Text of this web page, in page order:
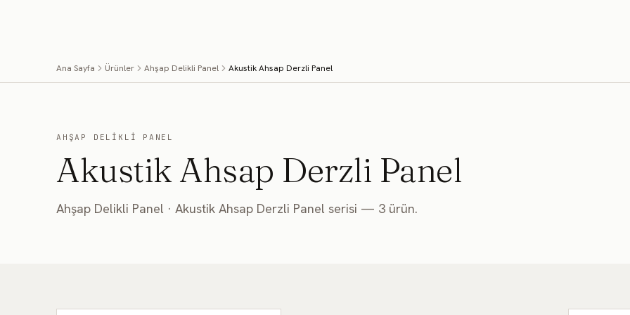
Ana Sayfa Ürünler Ahşap Delikli Panel Akustik Ahsap Derzli Panel
AHŞAP DELIKLI PANEL
Akustik Ahsap Derzli Panel
Ahşap Delikli Panel · Akustik Ahsap Derzli Panel serisi — 3 ürün.